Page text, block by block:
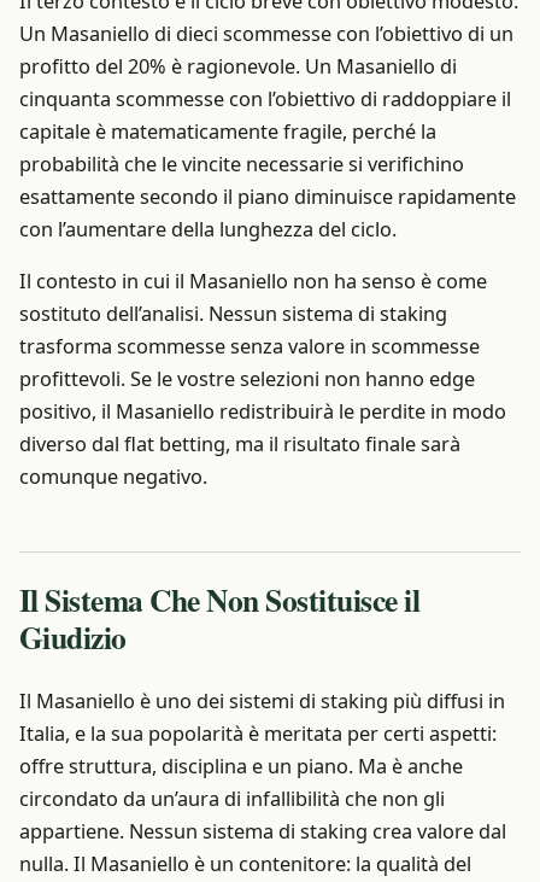
Un Masaniello di dieci scommesse con l’obiettivo di un
profitto del 20% è ragionevole. Un Masaniello di
cinquanta scommesse con l’obiettivo di raddoppiare il
capitale è matematicamente fragile, perché la
probabilità che le vincite necessarie si verifichino
esattamente secondo il piano diminuisce rapidamente
con l’aumentare della lunghezza del ciclo.
Il contesto in cui il Masaniello non ha senso è come
sostituto dell’analisi. Nessun sistema di staking
trasforma scommesse senza valore in scommesse
profittevoli. Se le vostre selezioni non hanno edge
positivo, il Masaniello redistribuirà le perdite in modo
diverso dal flat betting, ma il risultato finale sarà
comunque negativo.
Il Sistema Che Non Sostituisce il
Giudizio
Il Masaniello è uno dei sistemi di staking più diffusi in
Italia, e la sua popolarità è meritata per certi aspetti:
offre struttura, disciplina e un piano. Ma è anche
circondato da un’aura di infallibilità che non gli
appartiene. Nessun sistema di staking crea valore dal
nulla. Il Masaniello è un contenitore: la qualità del